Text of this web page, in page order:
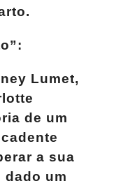
.
Lumet,
de um
a sua
dado um